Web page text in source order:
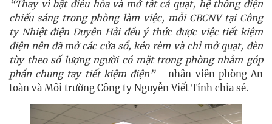
“Thay vì bật điều hòa và mở tất cả quạt, hệ thống điện
chiếu sáng trong phòng làm việc, mỗi CBCNV tại Công
ty Nhiệt điện Duyên Hải đều ý thức được việc tiết kiệm
điện nên đã mở các cửa sổ, kéo rèm và chỉ mở quạt, đèn
tùy theo số lượng người có mặt trong phòng nhằm góp
phần chung tay tiết kiệm điện”- nhân viên phòng An
toàn và Môi trường Công ty Nguyễn Viết Tính chia sẻ.